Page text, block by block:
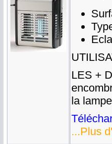
LES +
la
...Plus